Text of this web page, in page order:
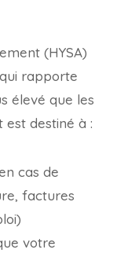
(HYSA)
rapporte
élevé que les
destiné à :
cas de
factures
votre